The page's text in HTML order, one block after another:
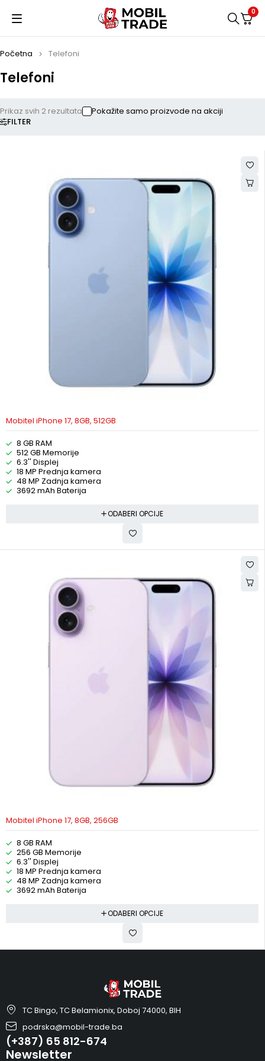
0
Telefoni
Početna Telefoni
FILTER
Prikaz svih 2 rezultata Pokažite samo proizvode na akciji
Mobitel iPhone 17, 8GB, 512GB
8 GB RAM
512 GB Memorije
6.3'' Displej
18 MP Prednja kamera
48 MP Zadnja kamera
3692 mAh Baterija
ODABERI OPCIJE
Mobitel iPhone 17, 8GB, 256GB
8 GB RAM
256 GB Memorije
6.3'' Displej
18 MP Prednja kamera
48 MP Zadnja kamera
3692 mAh Baterija
ODABERI OPCIJE
TC Bingo, TC Belamionix, Doboj 74000, BIH
podrska@mobil-trade.ba
(+387) 65 812-674
Newsletter